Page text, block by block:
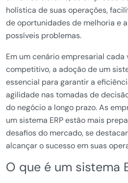
holística de suas operações,
de oportunidades de melhoria e
possíveis problemas.
Em um cenário empresarial cada
competitivo, a adoção de um
essencial para garantir a
agilidade nas tomadas de
do negócio a longo prazo. As
um sistema ERP estão mais
desafios do mercado, se
alcançar o sucesso em suas
O que é um sistema